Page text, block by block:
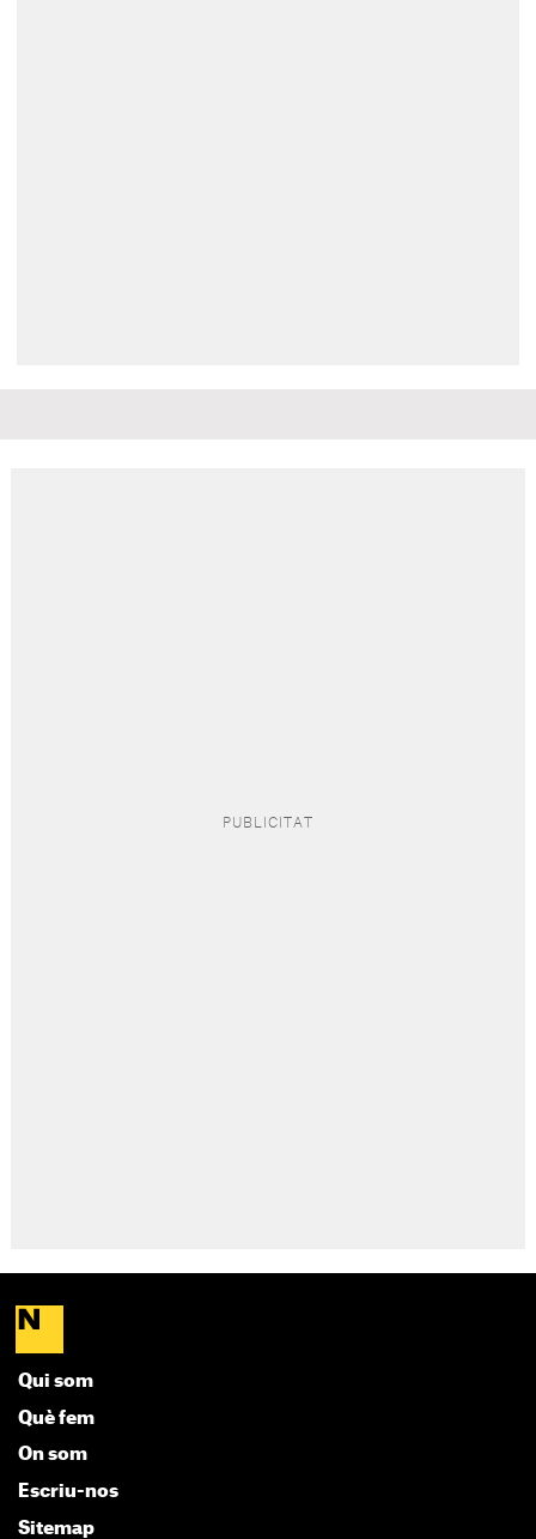
Qui som
Què fem
On som
Escriu-nos
Sitemap